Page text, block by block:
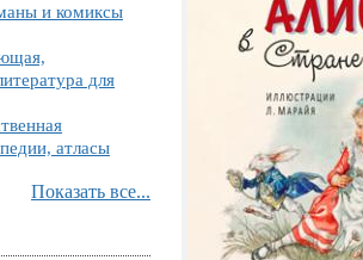
и комиксы
для
атласы
Показать все...